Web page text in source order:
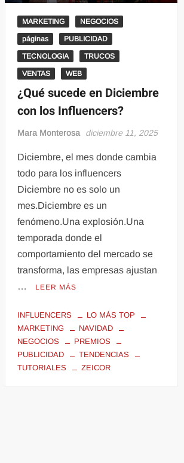
MARKETING NEGOCIOS
páginas PUBLICIDAD
TECNOLOGIA TRUCOS
VENTAS WEB
¿Qué sucede en Diciembre
con los Influencers?
Mara Monterosa diciembre 11, 2025
Diciembre, el mes donde cambia
todo para los influencers
Diciembre no es solo un
mes.Diciembre es un
fenómeno.Una explosión.Una
temporada donde el
comportamiento del mercado se
transforma, las empresas ajustan
…
LEER MÁS
INFLUENCERS
LO MÁS TOP
MARKETING
NAVIDAD
NEGOCIOS
PREMIOS
PUBLICIDAD
TENDENCIAS
TUTORIALES
ZEICOR